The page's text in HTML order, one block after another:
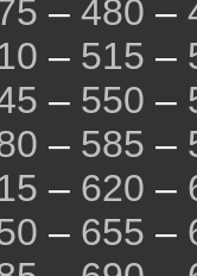
– 480 –
– 515 –
– 550 –
– 585 –
– 620 –
– 655 –